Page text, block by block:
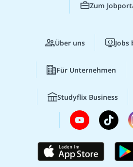
Zum
Über uns Jobs
Für Unternehmen
Studyflix Business